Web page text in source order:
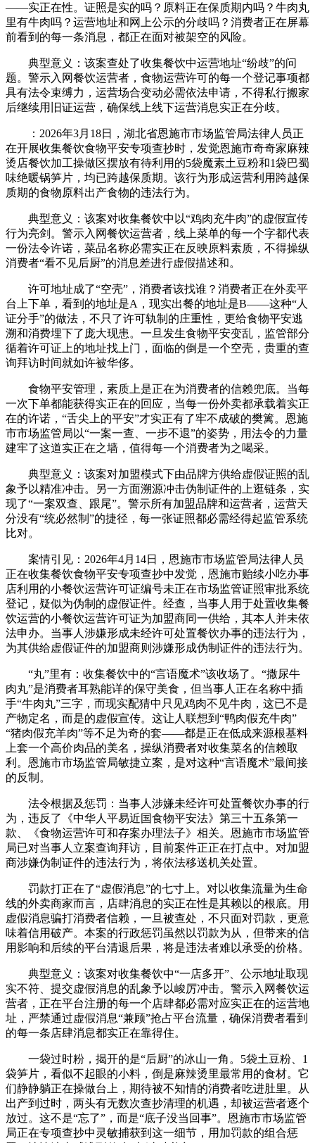
——实正在性。证照是实的吗？原料正在保质期内吗？牛肉丸
里有牛肉吗？运营地址和网上公示的分歧吗？消费者正在屏幕
前看到的每一条消息，都正在面对被架空的风险。
典型意义：该案查处了收集餐饮中运营地址“纷歧”的问
题。警示入网餐饮运营者，食物运营许可的每一个登记事项都
具有法令束缚力，运营场合变动必需依法申请，不得私行搬家
后继续用旧证运营，确保线上线下运营消息实正在分歧。
：2026年3月18日，湖北省恩施市市场监管局法律人员正
在开展收集餐饮食物平安专项查抄时，发觉恩施市奇奇家麻辣
烫店餐饮加工操做区摆放有待利用的5袋魔素土豆粉和1袋巴蜀
味绝暖锅笋片，均已跨越保质期。该行为形成运营利用跨越保
质期的食物原料出产食物的违法行为。
典型意义：该案对收集餐饮中以“鸡肉充牛肉”的虚假宣传
行为亮剑。警示入网餐饮运营者，线上菜单的每一个字都代表
一份法令许诺，菜品名称必需实正在反映原料素质，不得操纵
消费者“看不见后厨”的消息差进行虚假描述和。
许可地址成了“空壳”，消费者该找谁？消费者正在外卖平
台上下单，看到的地址是A，现实出餐的地址是B——这种“人
证分手”的做法，不只了许可轨制的庄重性，更给食物平安逃
溯和消费埋下了庞大现患。一旦发生食物平安变乱，监管部分
循着许可证上的地址找上门，面临的倒是一个空壳，贵重的查
询拜访时间就如许被华侈。
食物平安管理，素质上是正在为消费者的信赖兜底。当每
一次下单都能获得实正在的回应，当每一份外卖都承载着实正
在的许诺，“舌尖上的平安”才实正有了牢不成破的樊篱。恩施
市市场监管局以“一案一查、一步不退”的姿势，用法令的力量
建牢了这道实正在之墙，值得每一个消费者为之喝采。
典型意义：该案对加盟模式下由品牌方供给虚假证照的乱
象予以精准冲击。另一方面溯源冲击伪制证件的上逛链条，实
现了“一案双查、跟尾”。警示所有加盟品牌和运营者，运营天
分没有“统必然制”的捷径，每一张证照都必需经得起监管系统
比对。
案情引见：2026年4月14日，恩施市市场监管局法律人员
正在收集餐饮食物平安专项查抄中发觉，恩施市贻续小吃办事
店利用的小餐饮运营许可证编号未正在市场监管证照审批系统
登记，疑似为伪制的虚假证件。经查，当事人用于处置收集餐
饮运营的小餐饮运营许可证为加盟商同一供给，其本人并未依
法申办。当事人涉嫌形成未经许可处置餐饮办事的违法行为，
为其供给虚假证件的加盟商则涉嫌形成伪制证件的违法行为。
“丸”里有：收集餐饮中的“言语魔术”该收场了。“撒尿牛
肉丸”是消费者耳熟能详的保守美食，但当事人正在名称中插
手“牛肉丸”三字，而现实配猜中只见鸡肉不见牛肉，这已不是
产物定名，而是的虚假宣传。这让人联想到“鸭肉假充牛肉”
“猪肉假充羊肉”等不足为奇的套——都是正在低成来源根基料
上套一个高价肉品的美名，操纵消费者对收集菜名的信赖取
利。恩施市市场监管局敏捷立案，是对这种“言语魔术”最间接
的反制。
法令根据及惩罚：当事人涉嫌未经许可处置餐饮办事的行
为，违反了《中华人平易近国食物平安法》第三十五条第一
款、《食物运营许可和存案办理法子》相关。恩施市市场监管
局已对当事人立案查询拜访，目前案件正正在打点中。对加盟
商涉嫌伪制证件的违法行为，将依法移送机关处置。
罚款打正在了“虚假消息”的七寸上。对以收集流量为生命
线的外卖商家而言，店肆消息的实正在性是其赖以的根底。用
虚假消息骗打消费者信赖，一旦被查处，不只面对罚款，更意
味着信用破产。本案的行政惩罚虽然以罚款为从，但带来的信
用影响和后续的平台清退后果，将是违法者难以承受的价格。
典型意义：该案对收集餐饮中“一店多开”、公示地址取现
实不符、提交虚假消息的乱象予以峻厉冲击。警示入网餐饮运
营者，正在平台注册的每一个店肆都必需对应实正在的运营地
址，严禁通过虚假消息“兼顾”抢占平台流量，确保消费者看到
的每一条店肆消息都实正在靠得住。
一袋过时粉，揭开的是“后厨”的冰山一角。5袋土豆粉、1
袋笋片，看似不起眼的小料，倒是麻辣烫里最常用的食材。它
们静静躺正在操做台上，期待被不知情的消费者吃进肚里。从
出产到过时，两头有无数次查抄清理的机遇，却被运营者逐个
放过。这不是“忘了”，而是“底子没当回事”。恩施市市场监管
局正在专项查抄中灵敏捕获到这一细节，用加罚款的组合惩